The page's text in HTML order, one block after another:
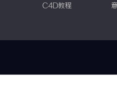
C4D教程